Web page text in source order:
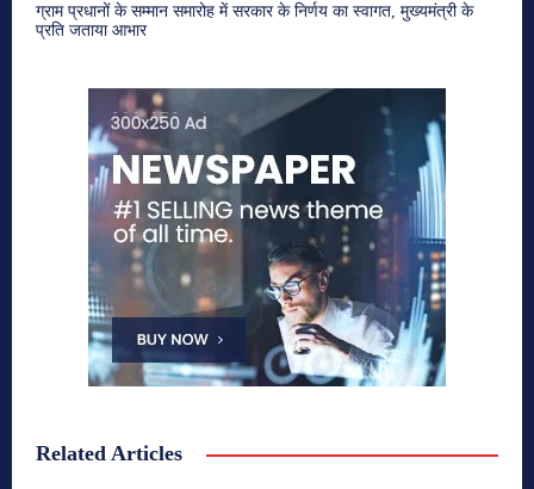
ग्राम प्रधानों के सम्मान समारोह में सरकार के निर्णय का स्वागत, मुख्यमंत्री के
प्रति जताया आभार
Related Articles